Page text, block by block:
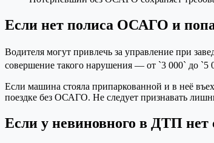
Если нет полиса ОСАГО и
Водителя могут привлечь за управление при
совершение такого нарушения — от `3 000` до
Если машина стояла припаркованной и в неё
поездке без ОСАГО. Не следует признавать
Если у невиновного в ДТП нет